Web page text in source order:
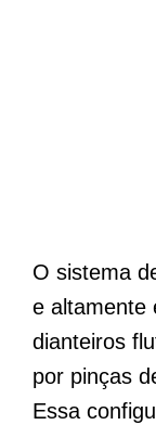
O sistema
e altamente
dianteiros
por pinças
Essa